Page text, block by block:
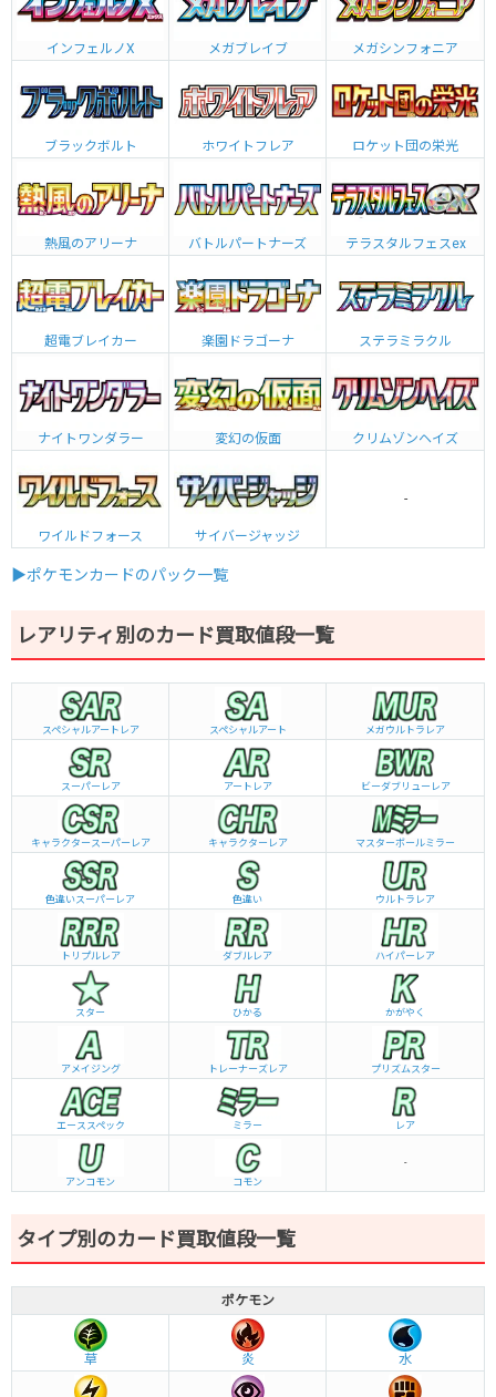
インフェルノX メガブレイブ メガシンフォニア
ブラックボルト ホワイトフレア ロケット団の栄光
熱風のアリーナ バトルパートナーズ テラスタルフェスex
超電ブレイカー 楽園ドラゴーナ ステラミラクル
ナイトワンダラー 変幻の仮面 クリムゾンヘイズ
ワイルドフォース サイバージャッジ
-
▶ポケモンカードのパック一覧
レアリティ別のカード買取値段一覧
スペシャルアートレア スペシャルアート メガウルトラレア
スーパーレア アートレア ビーダブリュー レア
キャラクタースーパーレア キャラクターレア マスターボールミラー
色違いスーパーレア 色違い ウルトラレア
トリプルレア ダブルレア ハイパーレア
スター ひかる かがやく
アメイジング トレーナーズレア プリズムスター
エーススペック ミラー レア
アンコモン コモン
-
タイプ別のカード買取値段一覧
ポケモン
草 炎 水